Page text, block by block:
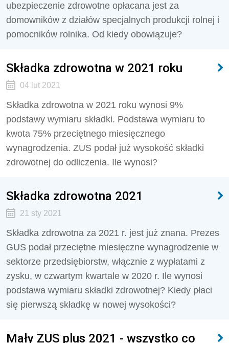
ubezpieczenie zdrowotne opłacana jest za
domowników z działów specjalnych produkcji rolnej i
pomocników rolnika. Od kiedy obowiązuje?
Składka zdrowotna w 2021 roku
04 lut 2021
Składka zdrowotna w 2021 roku wynosi 9%
podstawy wymiaru składki. Podstawa wymiaru to
kwota 75% przeciętnego miesięcznego
wynagrodzenia. ZUS podał już wysokość składki
zdrowotnej do odliczenia. Ile wynosi?
Składka zdrowotna 2021
21 sty 2021
Składka zdrowotna za 2021 r. jest już znana. Prezes
GUS podał przeciętne miesięczne wynagrodzenie w
sektorze przedsiębiorstw, włącznie z wypłatami z
zysku, w czwartym kwartale w 2020 r. Ile wynosi
podstawa wymiaru składki zdrowotnej? Kiedy płaci
się pierwszą składkę w nowej wysokości?
Mały ZUS plus 2021 - wszystko co